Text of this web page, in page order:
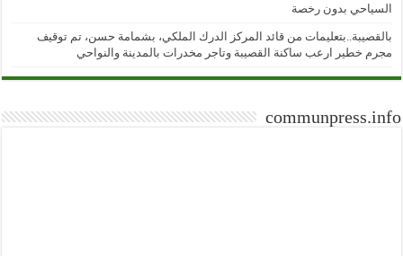
السياحي بدون رخصة
بالقصيبة..بتعليمات من قائد المركز الدرك الملكي، بشمامة حسن، تم توقيف
مجرم خطير ارعب ساكنة القصيبة وتاجر مخدرات بالمدينة والنواحي
communpress.info